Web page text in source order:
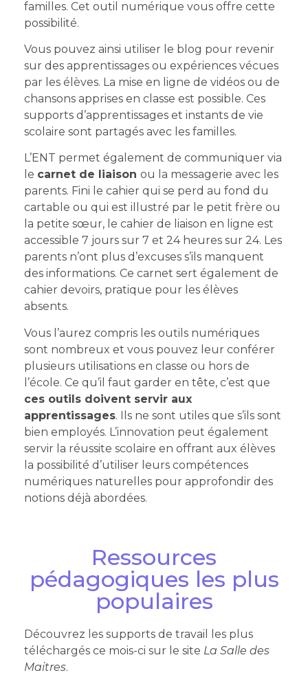
familles. Cet outil numérique vous offre cette
possibilité.
Vous pouvez ainsi utiliser le blog pour revenir
sur des apprentissages ou expériences vécues
par les élèves. La mise en ligne de vidéos ou de
chansons apprises en classe est possible. Ces
supports d’apprentissages et instants de vie
scolaire sont partagés avec les familles.
L’ENT permet également de communiquer via
le carnet de liaison ou la messagerie avec les
parents. Fini le cahier qui se perd au fond du
cartable ou qui est illustré par le petit frère ou
la petite sœur, le cahier de liaison en ligne est
accessible 7 jours sur 7 et 24 heures sur 24. Les
parents n’ont plus d’excuses s’ils manquent
des informations. Ce carnet sert également de
cahier devoirs, pratique pour les élèves
absents.
Vous l’aurez compris les outils numériques
sont nombreux et vous pouvez leur conférer
plusieurs utilisations en classe ou hors de
l’école. Ce qu’il faut garder en tête, c’est que
ces outils doivent servir aux
apprentissages. Ils ne sont utiles que s’ils sont
bien employés. L’innovation peut également
servir la réussite scolaire en offrant aux élèves
la possibilité d’utiliser leurs compétences
numériques naturelles pour approfondir des
notions déjà abordées.
Ressources
pédagogiques les plus
populaires
Découvrez les supports de travail les plus
téléchargés ce mois-ci sur le site La Salle des
Maitres.